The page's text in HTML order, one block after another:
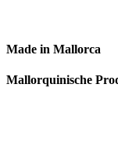
Made in Mallorca
Mallorquinische